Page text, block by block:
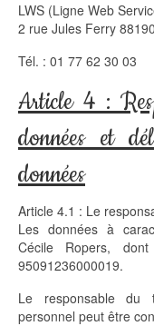
LWS (Ligne Web
2 rue Jules Ferry
Tél. : 01 77 62 30 03
Article 4 :
données et
données
Article 4.1 : Le
Les données à
Cécile Ropers,
95091236000019.
Le responsable du
personnel peut être